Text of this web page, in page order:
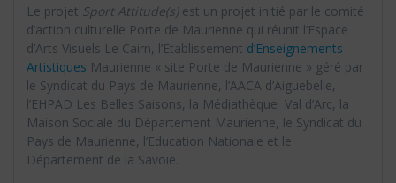
Le projet Sport Attitude(s)est un projet initié par le comité
d’action culturelle Porte de Maurienne qui réunit l’Espace
d’Arts Visuels Le Cairn, l’Etablissement d’Enseignements
Artistiques Maurienne « site Porte de Maurienne » géré par
le Syndicat du Pays de Maurienne, l’AACA d’Aiguebelle,
l’EHPAD Les Belles Saisons, la Médiathèque Val d’Arc, la
Maison Sociale du Département Maurienne, le Syndicat du
Pays de Maurienne, l’Education Nationale et le
Département de la Savoie.